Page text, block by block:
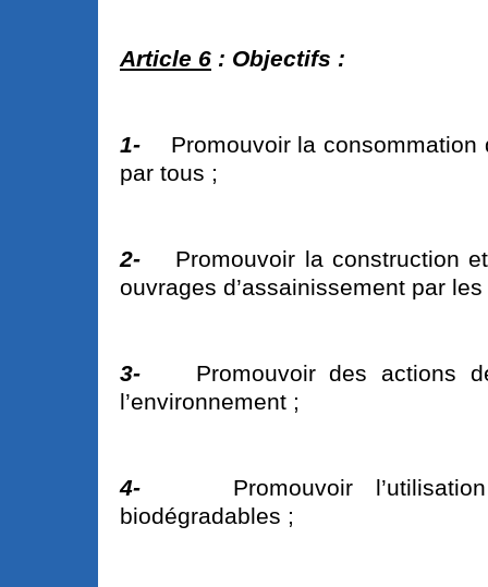
Article 6 : Objectifs :
1- Promouvoir la consommation
par tous ;
2- Promouvoir la construction
ouvrages d’assainissement par
3- Promouvoir des actions
l’environnement ;
4- Promouvoir
biodégradables ;